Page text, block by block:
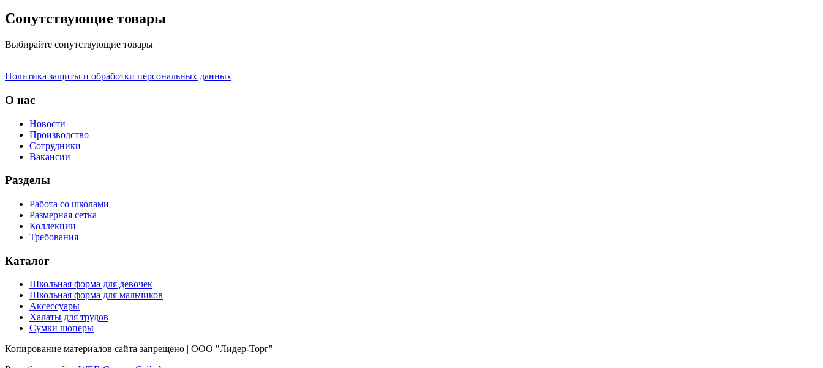
Сопутствующие товары
Выбирайте сопутствующие товары
Политика защиты и обработки персональных данных
О нас
Новости
Производство
Сотрудники
Вакансии
Разделы
Работа со школами
Размерная сетка
Коллекции
Требования
Каталог
Школьная форма для девочек
Школьная форма для мальчиков
Аксессуары
Халаты для трудов
Сумки шоперы
Копирование материалов сайта запрещено | ООО "Лидер-Торг"